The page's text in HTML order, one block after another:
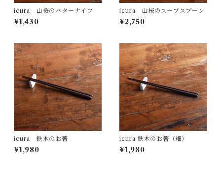
icura 山桜のバターナイフ
¥1,430
icura 山桜のスープスプーン
¥2,750
icura 鉄木のお箸
¥1,980
icura 鉄木のお箸（細）
¥1,980